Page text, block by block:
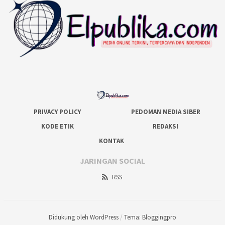
PRIVACY POLICY
PEDOMAN MEDIA SIBER
KODE ETIK
REDAKSI
KONTAK
JARINGAN SOCIAL
RSS
Didukung oleh WordPress / Tema: Bloggingpro